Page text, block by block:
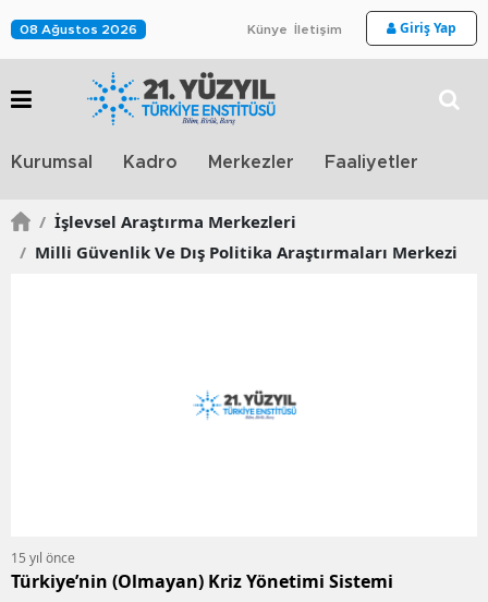
08 Ağustos 2026 Künye İletişim Giriş Yap
Kurumsal Kadro Merkezler Faaliyetler
/ İşlevsel Araştırma Merkezleri
/ Milli Güvenlik Ve Dış Politika Araştırmaları Merkezi
15 yıl önce
Türkiye’nin (Olmayan) Kriz Yönetimi Sistemi